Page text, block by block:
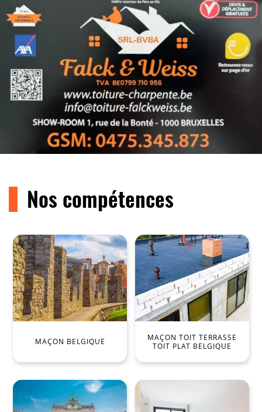
Nos compétences
MAÇON BELGIQUE
MAÇON TOIT TERRASSE
TOIT PLAT BELGIQUE